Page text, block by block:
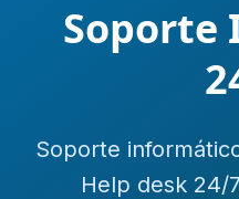
Soporte
Soporte
Help desk 24/